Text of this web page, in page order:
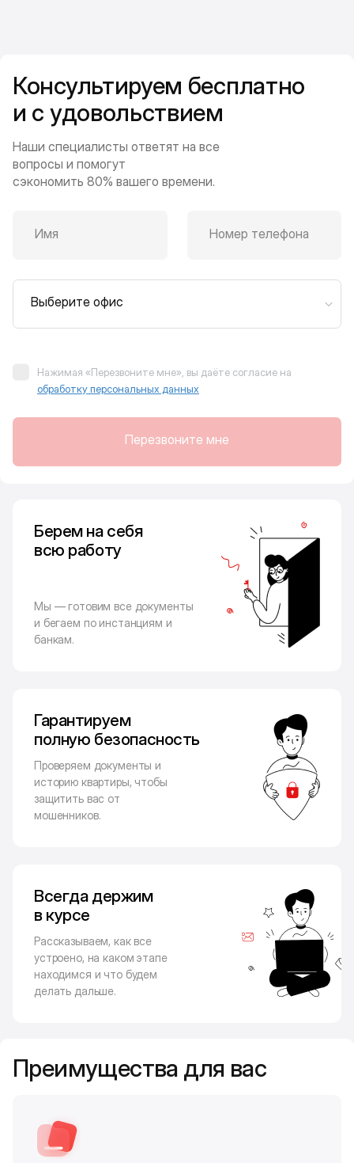
Консультируем бесплатно
и с удовольствием
Наши специалисты ответят на все
вопросы и помогут
сэкономить 80% вашего времени.
Имя Номер телефона
Выберите офис
Нажимая «Перезвоните мне», вы даёте согласие на
обработку персональных данных
Перезвоните мне
Берем на себя
всю работу
Мы — готовим все документы
и бегаем по инстанциям и
банкам.
Гарантируем
полную безопасность
Проверяем документы и
историю квартиры, чтобы
защитить вас от
мошенников.
Всегда держим
в курсе
Рассказываем, как все
устроено, на каком этапе
находимся и что будем
делать дальше.
Преимущества для вас